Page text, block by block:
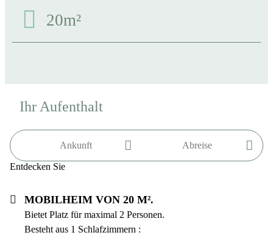
20m²
Mobilheim von 20 m².
Bietet Platz für maximal 2 Personen.
Besteht aus 1 Schlafzimmern :
Ihr Aufenthalt
Entdecken Sie